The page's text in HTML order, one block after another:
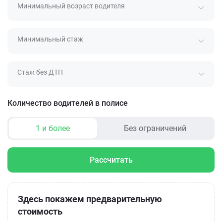
Минимальный возраст водителя
Минимальный стаж
Стаж без ДТП
Количество водителей в полисе
1 и более Без ограничений
Рассчитать
Здесь покажем предварительную
стоимость